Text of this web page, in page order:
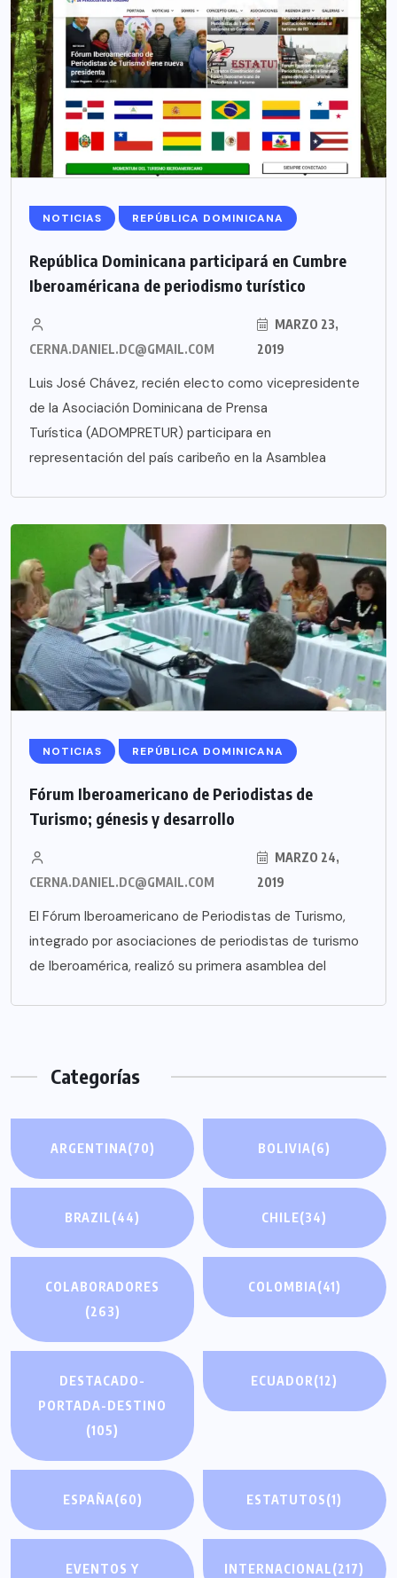
NOTICIAS REPÚBLICA DOMINICANA
República Dominicana participará en Cumbre
Iberoaméricana de periodismo turístico
CERNA.DANIEL.DC@GMAIL.COM
MARZO 23,
2019
Luis José Chávez, recién electo como vicepresidente
de la Asociación Dominicana de Prensa
Turística (ADOMPRETUR) participara en
representación del país caribeño en la Asamblea
NOTICIAS REPÚBLICA DOMINICANA
Fórum Iberoamericano de Periodistas de
Turismo; génesis y desarrollo
CERNA.DANIEL.DC@GMAIL.COM
MARZO 24,
2019
El Fórum Iberoamericano de Periodistas de Turismo,
integrado por asociaciones de periodistas de turismo
de Iberoamérica, realizó su primera asamblea del
Categorías
ARGENTINA(70) BOLIVIA(6)
BRAZIL(44) CHILE(34)
COLABORADORES
(263)
COLOMBIA(41)
DESTACADO-
PORTADA-DESTINO
(105)
ECUADOR(12)
ESPAÑA(60) ESTATUTOS(1)
EVENTOS Y
INTERNACIONAL(217)